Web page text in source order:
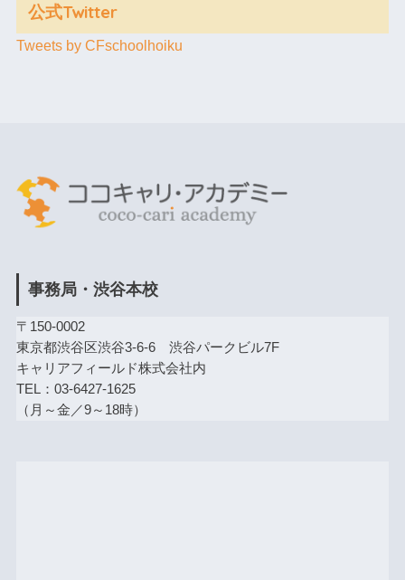
公式Twitter
Tweets by CFschoolhoiku
事務局・渋谷本校
〒150-0002
東京都渋谷区渋谷3-6-6 渋谷パークビル7F
キャリアフィールド株式会社内
TEL：03-6427-1625
（月～金／9～18時）